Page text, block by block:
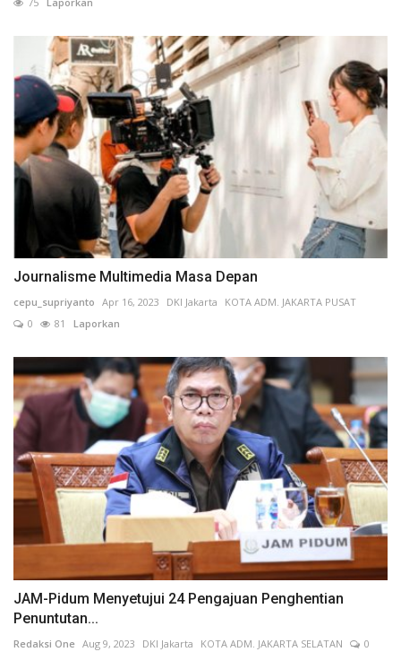
Journalisme Multimedia Masa Depan
cepu_supriyanto Apr 16, 2023 DKI Jakarta
KOTA ADM. JAKARTA PUSAT
0
81 Laporkan
JAM-Pidum Menyetujui 24 Pengajuan Penghentian
Penuntutan...
Redaksi One Aug 9, 2023 DKI Jakarta KOTA ADM. JAKARTA SELATAN
0